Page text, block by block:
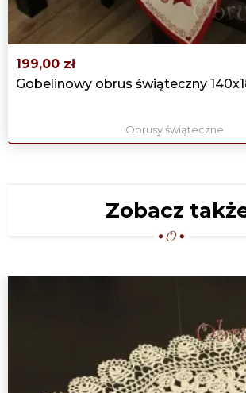
199,00 zł
Gobelinowy obrus świąteczny
Obrusy świąteczne
Zobacz